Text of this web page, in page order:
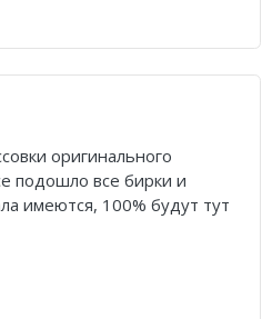
оригинального
подошло все бирки и
имеются, 100% будут тут